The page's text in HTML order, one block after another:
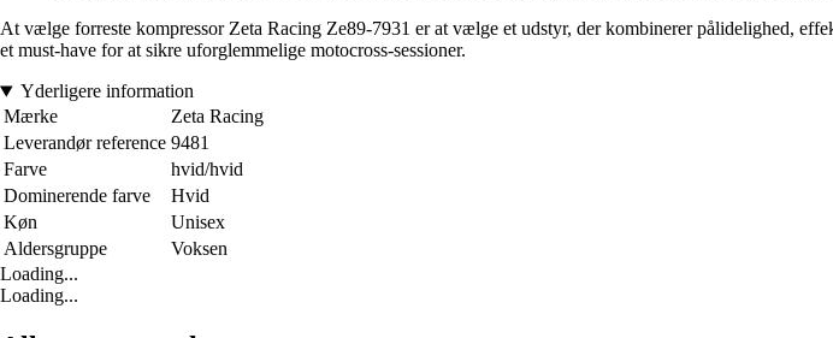
At vælge forreste kompressor Zeta Racing Ze89-7931 er at vælge et udstyr, der kombinerer pålidelighed,
et must-have for at sikre uforglemmelige motocross-sessioner.
Yderligere information
Mærke
Zeta Racing
Leverandør reference 9481
Farve
hvid/hvid
Dominerende farve
Hvid
Køn
Unisex
Aldersgruppe
Voksen
Loading...
Loading...